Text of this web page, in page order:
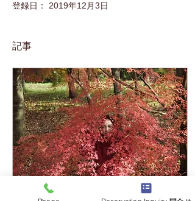
登録日： 2019年12月3日
記事